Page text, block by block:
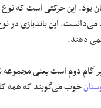
بود. این حرکتی است که نوع
این باندبازی در
دهند.
گام دوم است یعنی مجموعه
خوب می‌گویند که همه